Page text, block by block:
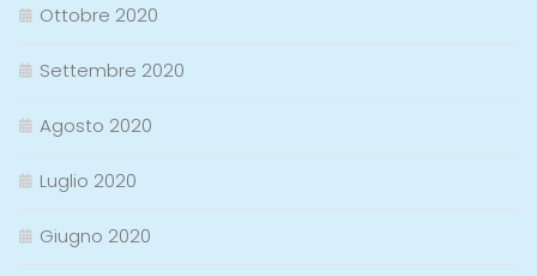
Ottobre 2020
Settembre 2020
Agosto 2020
Luglio 2020
Giugno 2020